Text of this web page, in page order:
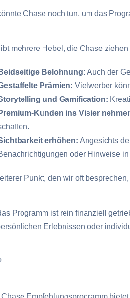
Chase noch tun, um das
mehrere Hebel, die Chase ziehen
Beidseitige Belohnung: Auch der
Prämien: Vielwerber
und Gamification:
Premium-Kunden ins Visier
erhöhen: Angesichts
oder Hinweise in
Punkt, den wir oft
Programm ist rein finanziell
Erlebnissen oder
Chase Empfehlungsprogramm